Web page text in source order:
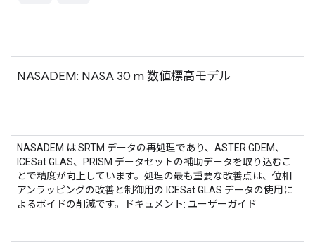
NASADEM: NASA 30 m 数値標高モデル
NASADEM は SRTM データの再処理であり、ASTER GDEM、
ICESat GLAS、PRISM データセットの補助データを取り込むこ
とで精度が向上しています。処理の最も重要な改善点は、位相
アンラッピングの改善と制御用の ICESat GLAS データの使用に
よるボイドの削減です。ドキュメント: ユーザーガイド